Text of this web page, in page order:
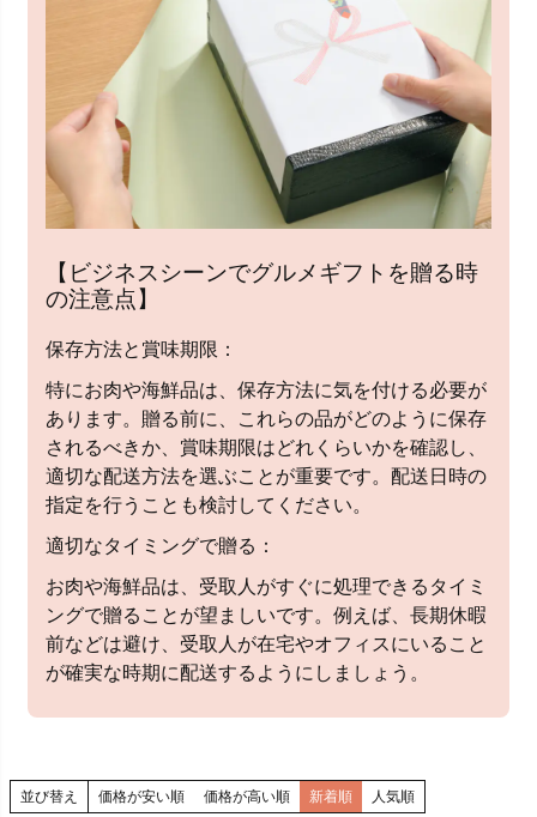
【ビジネスシーンでグルメギフトを贈る時
の注意点】
保存方法と賞味期限：
特にお肉や海鮮品は、保存方法に気を付ける必要が
あります。贈る前に、これらの品がどのように保存
されるべきか、賞味期限はどれくらいかを確認し、
適切な配送方法を選ぶことが重要です。配送日時の
指定を行うことも検討してください。
適切なタイミングで贈る：
お肉や海鮮品は、受取人がすぐに処理できるタイミ
ングで贈ることが望ましいです。例えば、長期休暇
前などは避け、受取人が在宅やオフィスにいること
が確実な時期に配送するようにしましょう。
並び替え 価格が安い順 価格が高い順 新着順 人気順